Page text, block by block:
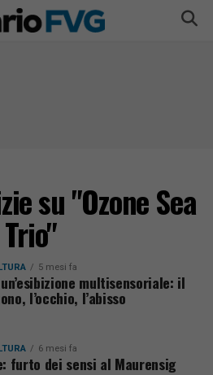
su "Ozone Sea
Trio"
5 mesi fa
multisensoriale: il
l’occhio, l’abisso
6 mesi fa
furto dei sensi al Maurensig